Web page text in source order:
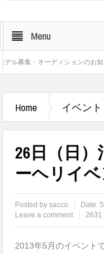
Menu
募集・オーディションのお知らせ
Home イベント
26日（日
ーヘリイベ
Posted bysacco Date:
Leave a comment
2631
2013年5月のイベントで